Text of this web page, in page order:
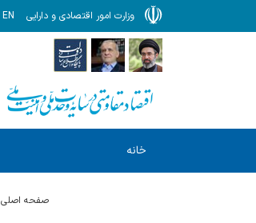
وزارت امور اقتصادی و دارایی EN
خانه
صفحه اصلی